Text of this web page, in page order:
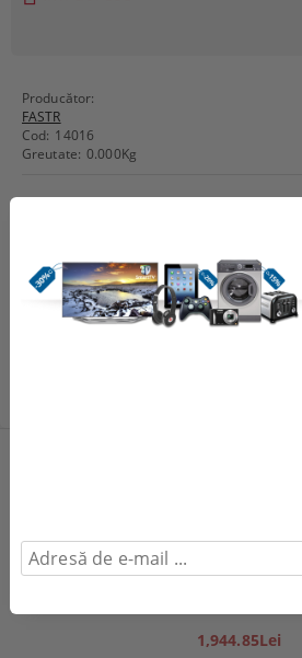
Producător:
FASTR
Cod: 14016
Greutate: 0.000Kg
Comentarii
1,944.85Lei